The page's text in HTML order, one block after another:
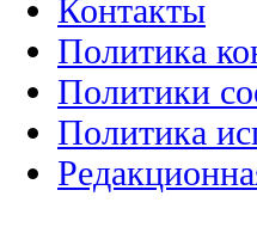
Контакты
Политика
Политики
Политика